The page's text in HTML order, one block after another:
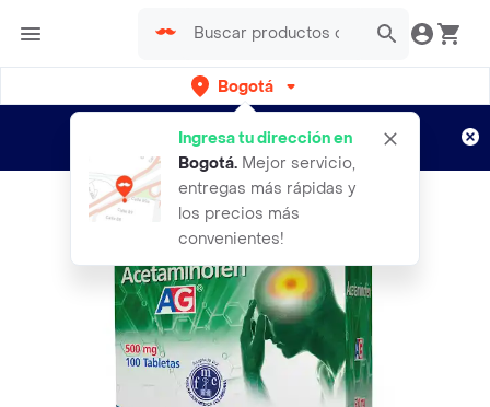
Bogotá
Ingresa tu dirección en
Bogotá. Mejor servicio,
entregas más rápidas y
los precios más
convenientes!
envíos gratis por semanas
Aplican TyC